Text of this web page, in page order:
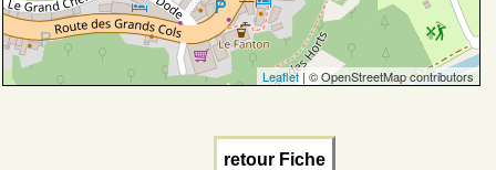
Leaflet| © OpenStreetMap contributors
retour Fiche